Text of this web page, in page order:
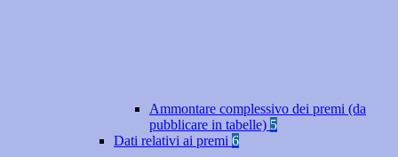
Ammontare complessivo dei premi (da
pubblicare in tabelle) 5
Dati relativi ai premi 6